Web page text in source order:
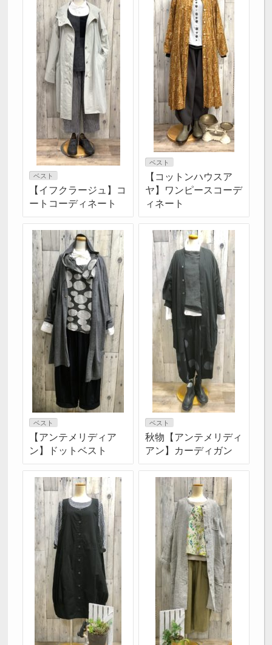
ベスト
【コットンハウスア
ヤ】ワンピースコーデ
ィネート
ベスト
【イフクラージュ】コ
ートコーディネート
ベスト
【アンテメリディア
ン】ドットベスト
ベスト
秋物【アンテメリディ
アン】カーディガン